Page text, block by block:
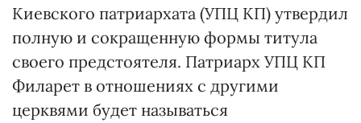
Киевского патриархата (УПЦ КП) утвердил
полную и сокращенную формы титула
своего предстоятеля. Патриарх УПЦ КП
Филарет в отношениях с другими
церквями будет называться